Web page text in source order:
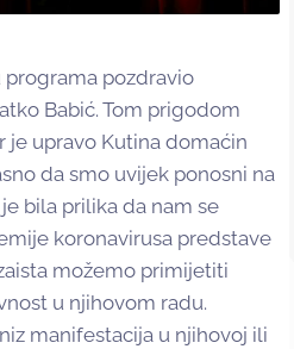
pozdravio
Babić. Tom prigodom
je upravo Kutina domaćin
da smo uvijek ponosni na
bila prilika da nam se
koronavirusa predstave
možemo primijetiti
u njihovom radu.
manifestacija u njihovoj ili